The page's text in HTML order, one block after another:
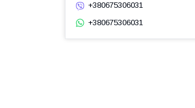
+380675306031
+380675306031